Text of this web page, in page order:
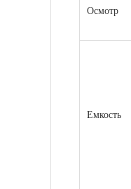
Осмотр
Емкость